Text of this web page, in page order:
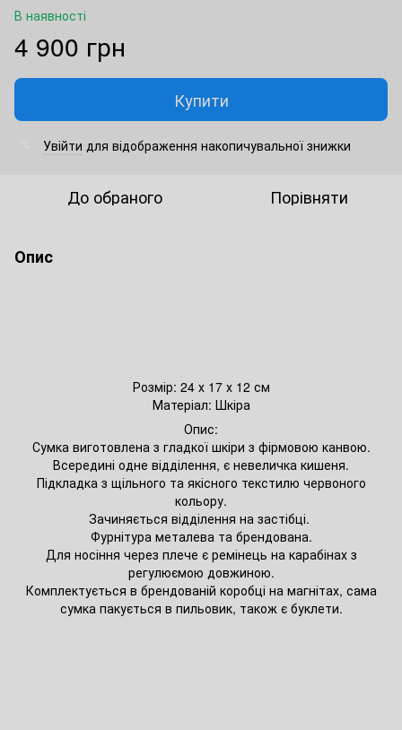
В наявності
4 900 грн
Купити
Увійти для відображення накопичувальної знижки
До обраного Порівняти
Опис
Розмір: 24 х 17 х 12 см
Матеріал: Шкіра
Опис:
Сумка виготовлена з гладкої шкіри з фірмовою канвою.
Всередині одне відділення, є невеличка кишеня.
Підкладка з щільного та якісного текстилю червоного
кольору.
Зачиняється відділення на застібці.
Фурнітура металева та брендована.
Для носіння через плече є ремінець на карабінах з
регулюємою довжиною.
Комплектується в брендованій коробці на магнітах, сама
сумка пакується в пильовик, також є буклети.